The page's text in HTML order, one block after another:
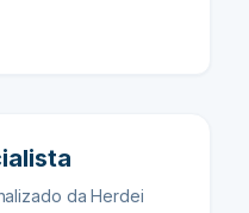
da Herdei